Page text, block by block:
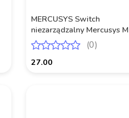
MERCUSYS Switch
niezarządzalny Mercusys
5x 10/100Mb/s (0)
27.00